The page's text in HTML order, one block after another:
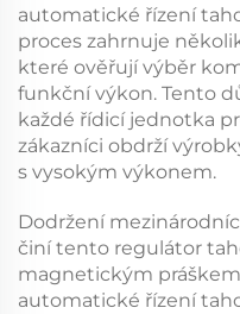
automatické řízení
proces zahrnuje
které ověřují výběr
funkční výkon. Tento
každé řídicí jednotka
zákazníci obdrží
s vysokým výkonem.
Dodržení
činí tento regulátor
magnetickým práškem
automatické řízení